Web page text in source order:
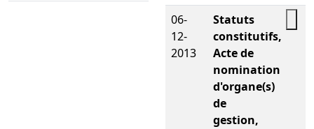
06-
12-
2013
Statuts
constitutifs,
Acte de
nomination
d'organe(s)
de
gestion,